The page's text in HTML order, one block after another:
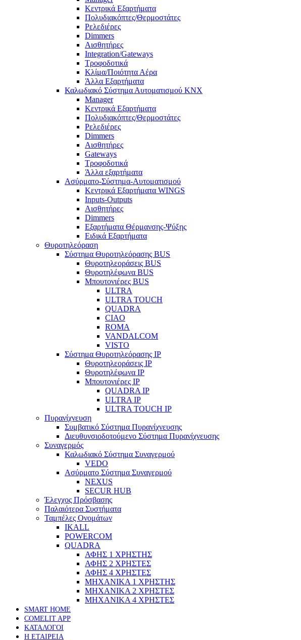
Κεντρικά Εξαρτήματα
Πολυδιακόπτες/Θερμοστάτες
Ρελεδιέρες
Dimmers
Αισθητήρες
Integration/Gateways
Τροφοδοτικά
Κλίμα/Ποιότητα Αέρα
Άλλα Εξαρτήματα
Καλωδιακό Σύστημα Αυτοματισμού KNX
Manager
Κεντρικά Εξαρτήματα
Πολυδιακόπτες/Θερμοστάτες
Ρελεδιέρες
Dimmers
Αισθητήρες
Gateways
Τροφοδοτικά
Άλλα εξαρτήματα
Ασύρματο-Σύστημα-Αυτοματισμού
Κεντρικά Εξαρτήματα WINGS
Inputs-Outputs
Αισθητήρες
Dimmers
Εξαρτήματα Θέρμανσης-Ψύξης
Ειδικά Εξαρτήματα
Θυροτηλεόραση
Σύστημα Θυροτηλεόρασης BUS
Θυροτηλεοράσεις BUS
Θυροτηλέφωνα BUS
Μπουτονιέρες BUS
ULTRA
ULTRA TOUCH
QUADRA
CIAO
ROMA
VANDALCOM
VISTO
Σύστημα Θυροτηλεόρασης IP
Θυροτηλεοράσεις IP
Θυροτηλέφωνα IP
Μπουτονιέρες IP
QUADRA IP
ULTRA IP
ULTRA TOUCH IP
Πυρανίχνευση
Συμβατικό Σύστημα Πυρανίχνευσης
Διευθυνσιοδοτούμενο Σύστημα Πυρανίχνευσης
Συναγερμός
Καλωδιακό Σύστημα Συναγερμού
VEDO
Ασύρματο Σύστημα Συναγερμού
NEXUS
SECUR HUB
Έλεγχος Πρόσβασης
Παλαιότερα Συστήματα
Ταμπέλες Ονομάτων
IKALL
POWERCOM
QUADRA
ΑΦΗΣ 1 ΧΡΗΣΤΗΣ
ΑΦΗΣ 2 ΧΡΗΣΤΕΣ
ΑΦΗΣ 4 ΧΡΗΣΤΕΣ
ΜΗΧΑΝΙΚΑ 1 ΧΡΗΣΤΗΣ
ΜΗΧΑΝΙΚΑ 2 ΧΡΗΣΤΕΣ
ΜΗΧΑΝΙΚΑ 4 ΧΡΗΣΤΕΣ
SMART HOME
COMELIT APP
ΚΑΤΑΛΟΓΟΙ
Η ΕΤΑΙΡΕΙΑ